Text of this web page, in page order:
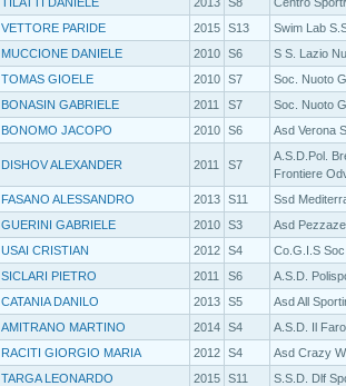
VETTORE PARIDE
2015 S13
Swim Lab
MUCCIONE DANIELE
2010 S6
S S. Lazio
TOMAS GIOELE
2010 S7
Soc. Nuoto
BONASIN GABRIELE
2011 S7
Soc. Nuoto
BONOMO JACOPO
2010 S6 Asd Verona
DISHOV ALEXANDER 2011 S7
A.S.D.Pol.
Frontiere
FASANO ALESSANDRO
2013 S11
Ssd
GUERINI GABRIELE
2010 S3
Asd Pezzaze
USAI CRISTIAN
2012 S4
Co.G.I.S
SICLARI PIETRO
2011 S6
A.S.D.
CATANIA DANILO
2013 S5
Asd All
AMITRANO MARTINO
2014 S4
A.S.D. Il
RACITI GIORGIO MARIA
2012 S4
Asd Crazy
TARGA LEONARDO
2015 S11
S.S.D. Dlf